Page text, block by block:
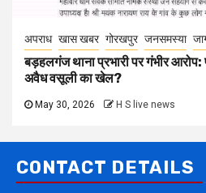
अपराध खास खबर गोरखपुर जनसमस्या
बड़हलगंज थाना प्रभारी पर गंभीर
अवैध वसूली का खेल?
May 30, 2026 H S live news
CONTACT DETAILS